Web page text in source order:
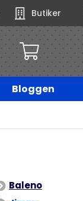
Butiker
Bloggen
Baleno